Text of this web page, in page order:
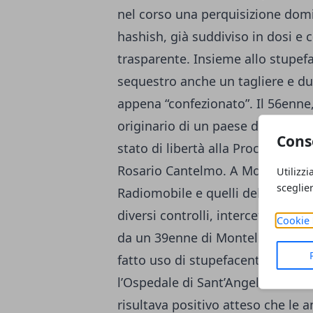
Cookie
nel corso una perquisizione
hashish, già suddiviso in dosi e
trasparente. Insieme allo
sequestro anche un tagliere e
appena “confezionato”. Il
originario di un paese
stato di libertà alla Procura
Rosario Cantelmo. A Montella e
Radiomobile e quelli della
diversi controlli, intercettavano
da un 39enne di Montella ed un
fatto uso di stupefacente.
l’Ospedale di Sant’Angelo dei
risultava positivo atteso che le